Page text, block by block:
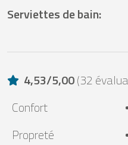
Serviettes de bain:
4,53/5,00(32
Confort
Propreté